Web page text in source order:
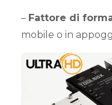
– Fattore di
mobile o in